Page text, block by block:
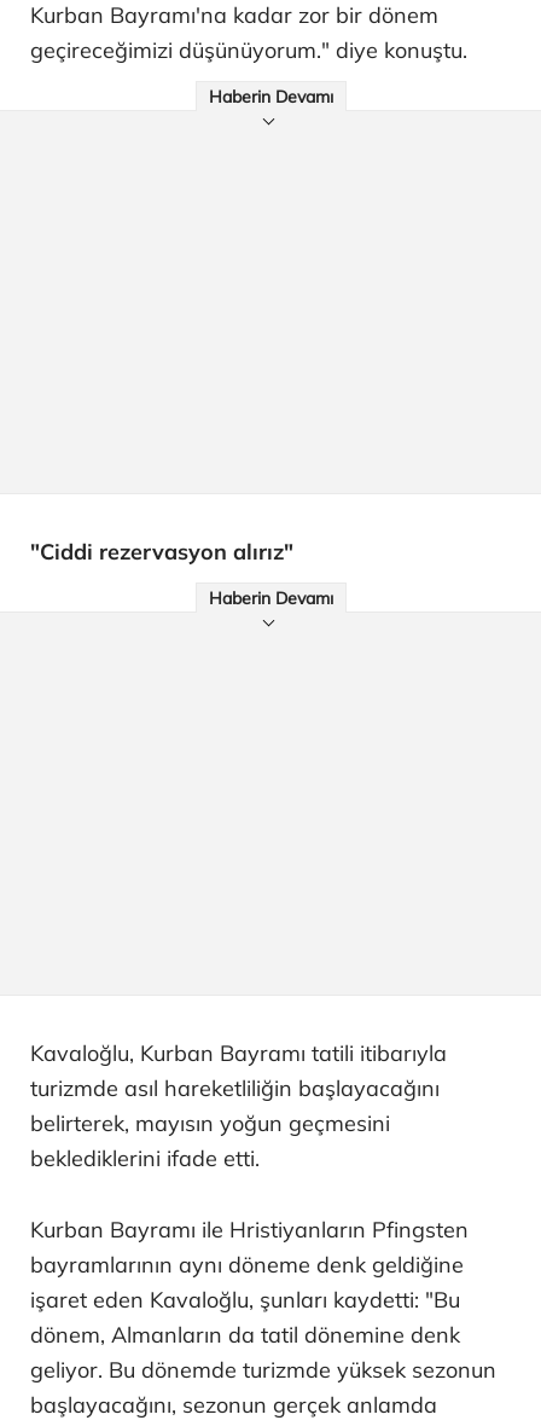
Kurban Bayramı'na kadar zor bir dönem
geçireceğimizi düşünüyorum." diye konuştu.
Haberin Devamı
"Ciddi rezervasyon alırız"
Haberin Devamı
Kavaloğlu, Kurban Bayramı tatili itibarıyla
turizmde asıl hareketliliğin başlayacağını
belirterek, mayısın yoğun geçmesini
beklediklerini ifade etti.
Kurban Bayramı ile Hristiyanların Pfingsten
bayramlarının aynı döneme denk geldiğine
işaret eden Kavaloğlu, şunları kaydetti: "Bu
dönem, Almanların da tatil dönemine denk
geliyor. Bu dönemde turizmde yüksek sezonun
başlayacağını, sezonun gerçek anlamda